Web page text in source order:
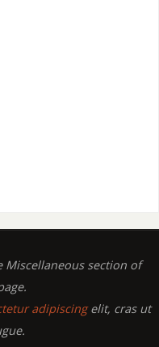
Miscellaneous section of
adipiscingelit, cras ut